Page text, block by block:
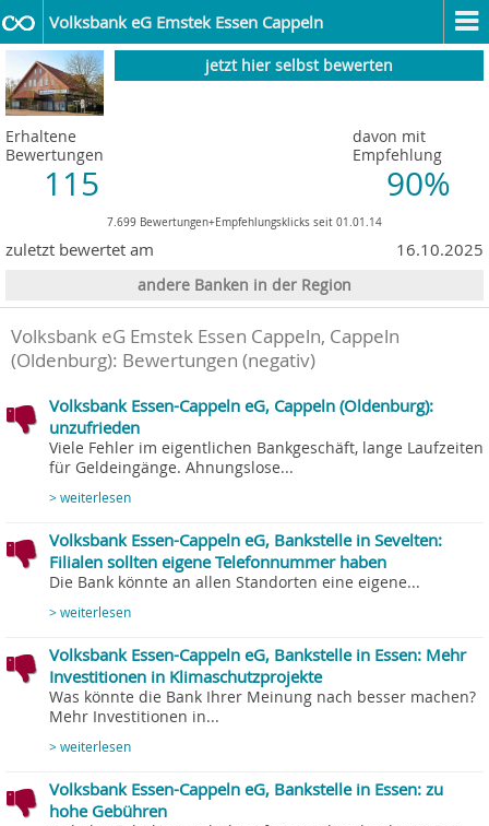
Volksbank eG Emstek Essen Cappeln
jetzt hier selbst bewerten
Erhaltene
Bewertungen
115
davon mit
Empfehlung
90%
7.699 Bewertungen+Empfehlungsklicks seit 01.01.14
zuletzt bewertet am 16.10.2025
andere Banken in der Region
Volksbank eG Emstek Essen Cappeln, Cappeln
(Oldenburg): Bewertungen (negativ)
Volksbank Essen-Cappeln eG, Cappeln (Oldenburg):
unzufrieden
Viele Fehler im eigentlichen Bankgeschäft, lange Laufzeiten
für Geldeingänge. Ahnungslose...
> weiterlesen
Volksbank Essen-Cappeln eG, Bankstelle in Sevelten:
Filialen sollten eigene Telefonnummer haben
Die Bank könnte an allen Standorten eine eigene...
> weiterlesen
Volksbank Essen-Cappeln eG, Bankstelle in Essen: Mehr
Investitionen in Klimaschutzprojekte
Was könnte die Bank Ihrer Meinung nach besser machen?
Mehr Investitionen in...
> weiterlesen
Volksbank Essen-Cappeln eG, Bankstelle in Essen: zu
hohe Gebühren